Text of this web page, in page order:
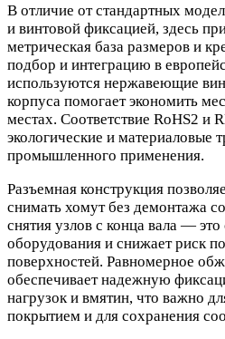
В отличие от стандартных
и винтовой фиксацией, здесь
метрическая база размеров и
подбор и интеграцию в
используются нержавеющие
корпуса помогает экономить
местах. Соответствие RoHS2 и
экологические и материаловые
промышленного применения.
Разъемная конструкция
снимать хомут без демонтажа
снятия узлов с конца вала —
оборудования и снижает риск
поверхностей. Равномерное
обеспечивает надежную
нагрузок и вмятин, что важно
покрытием и для сохранения